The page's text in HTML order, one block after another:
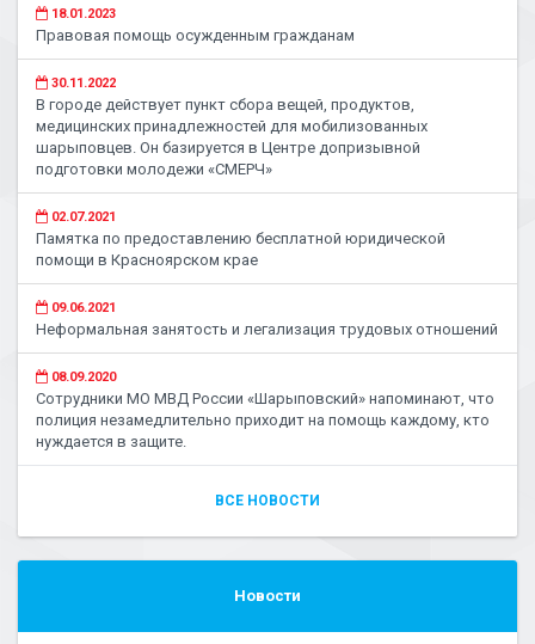
18.01.2023
Правовая помощь осужденным гражданам
30.11.2022
В городе действует пункт сбора вещей, продуктов,
медицинских принадлежностей для мобилизованных
шарыповцев. Он базируется в Центре допризывной
подготовки молодежи «СМЕРЧ»
02.07.2021
Памятка по предоставлению бесплатной юридической
помощи в Красноярском крае
09.06.2021
Неформальная занятость и легализация трудовых отношений
08.09.2020
Сотрудники МО МВД России «Шарыповский» напоминают, что
полиция незамедлительно приходит на помощь каждому, кто
нуждается в защите.
ВСЕ НОВОСТИ
Новости